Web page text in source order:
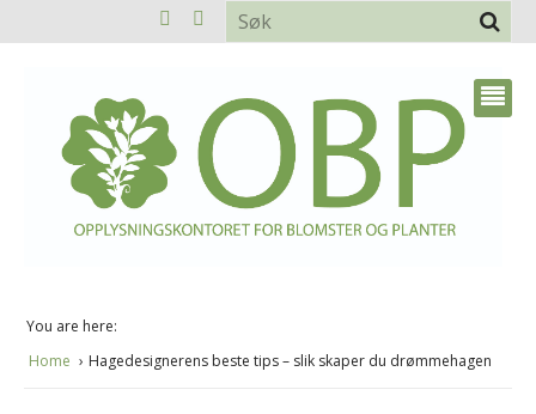
You are here:
Home
Hagedesignerens beste tips – slik skaper du drømmehagen